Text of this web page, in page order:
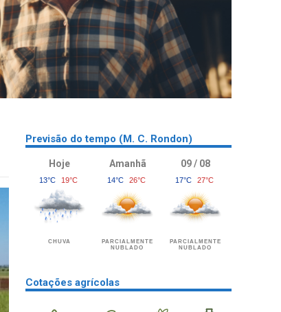
Previsão do tempo (M. C. Rondon)
Hoje
13°C 19°C
CHUVA
Amanhã
14°C 26°C
PARCIALMENTE
NUBLADO
09 / 08
17°C 27°C
PARCIALMENTE
NUBLADO
Cotações agrícolas